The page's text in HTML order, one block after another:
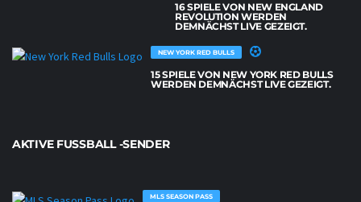
16 SPIELE VON NEW ENGLAND
REVOLUTION WERDEN
DEMNÄCHST LIVE GEZEIGT.
NEW YORK RED BULLS
15 SPIELE VON NEW YORK RED BULLS
WERDEN DEMNÄCHST LIVE GEZEIGT.
AKTIVE FUSSBALL -SENDER
MLS SEASON PASS